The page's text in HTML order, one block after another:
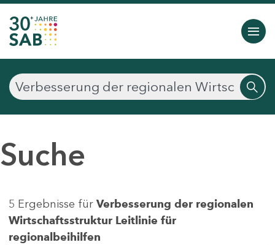
Suche
5 Ergebnisse für Verbesserung der regionalen
Wirtschaftsstruktur Leitlinie für
regionalbeihilfen